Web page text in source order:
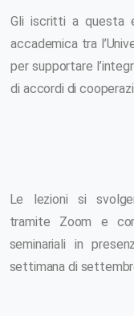
Gli iscritti a questa
accademica tra
per supportare
di accordi di
Le lezioni si
tramite Zoom e
seminariali in
settimana di